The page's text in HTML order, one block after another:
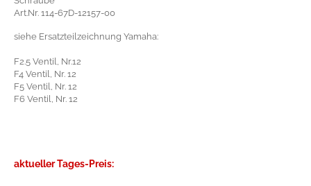
Art.Nr. 114-67D-12157-00
siehe Ersatzteilzeichnung Yamaha:
F2.5 Ventil, Nr.12
F4 Ventil, Nr. 12
F5 Ventil, Nr. 12
F6 Ventil, Nr. 12
aktueller Tages-Preis: